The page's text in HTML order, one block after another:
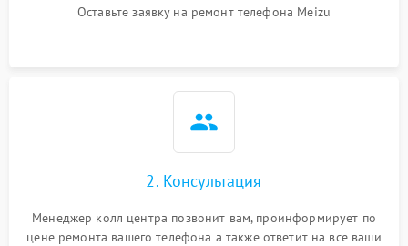
Оставьте заявку на ремонт телефона Meizu
2. Консультация
Менеджер колл центра позвонит вам, проинформирует по
цене ремонта вашего телефона а также ответит на все ваши